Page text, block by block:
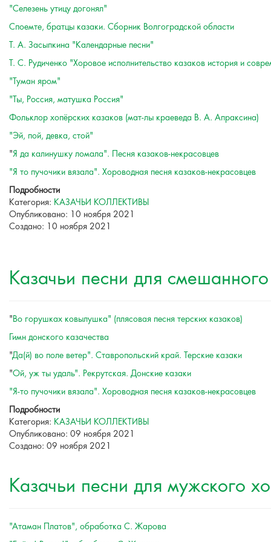
"Селезень утицу догонял"
Споемте, братцы казаки. Сборник Волгоградской области
Т. А. Засыпкина "Календарные песни"
Т. С. Рудиченко "Хоровое исполнительство казаков история и
"Туман яром"
"Ты, Россия, матушка Россия"
Фольклор хопёрских казаков (мат-лы краеведа В. А. Апраксина)
"Эй, пой, девка, стой"
"Я да калинушку ломала". Песня казаков-некрасовцев
"Я то пучочики вязала". Хороводная песня казаков-некрасовцев
Подробности
Категория: КАЗАЧЬИ КОЛЛЕКТИВЫ
Опубликовано: 10 ноября 2021
Создано: 10 ноября 2021
Казачьи песни для
"Во горушках ковылушка" (плясовая песня терских казаков)
Гимн донского казачества
"Да(й) во поле ветер". Ставропольский край. Терские казаки
"Ой, уж ты удаль". Рекрутская. Донские казаки
"Я-то пучочики вязала". Хороводная песня казаков-некрасовцев
Подробности
Категория: КАЗАЧЬИ КОЛЛЕКТИВЫ
Опубликовано: 09 ноября 2021
Создано: 09 ноября 2021
Казачьи песни для мужского
"Атаман Платов", обработка С. Жарова